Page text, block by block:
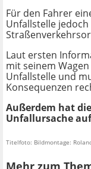
Für den Fahrer
Unfallstelle
Laut ersten
mit seinem
Unfallstelle und
Konsequenzen
Außerdem hat
Unfallursache
Titelfoto: Bildmontage:
Mehr zum